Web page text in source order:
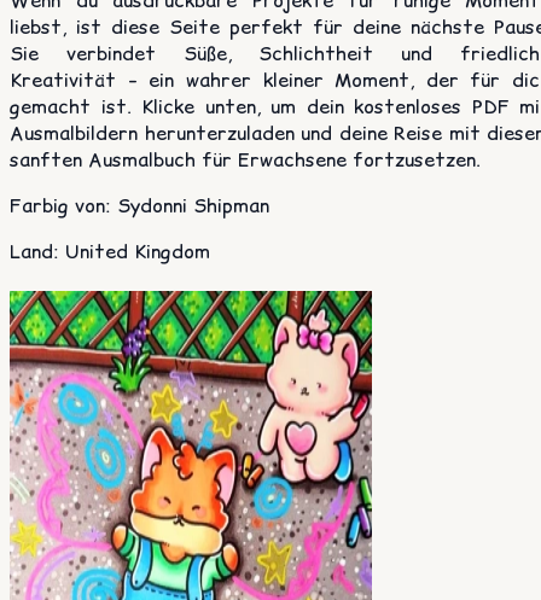
liebst, ist diese Seite perfekt für deine nächste
Sie verbindet Süße, Schlichtheit und
Kreativität – ein wahrer kleiner Moment, der für
gemacht ist. Klicke unten, um dein kostenloses PDF
Ausmalbildern herunterzuladen und deine Reise mit
sanften Ausmalbuch für Erwachsene fortzusetzen.
Farbig von: Sydonni Shipman
Land: United Kingdom